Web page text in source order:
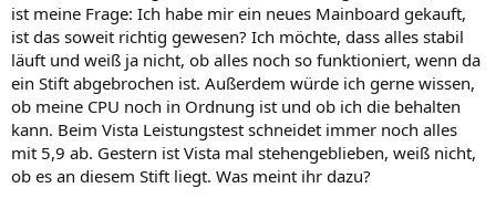
ist meine Frage: Ich habe mir ein neues Mainboard gekauft,
ist das soweit richtig gewesen? Ich möchte, dass alles stabil
läuft und weiß ja nicht, ob alles noch so funktioniert, wenn da
ein Stift abgebrochen ist. Außerdem würde ich gerne wissen,
ob meine CPU noch in Ordnung ist und ob ich die behalten
kann. Beim Vista Leistungstest schneidet immer noch alles
mit 5,9 ab. Gestern ist Vista mal stehengeblieben, weiß nicht,
ob es an diesem Stift liegt. Was meint ihr dazu?